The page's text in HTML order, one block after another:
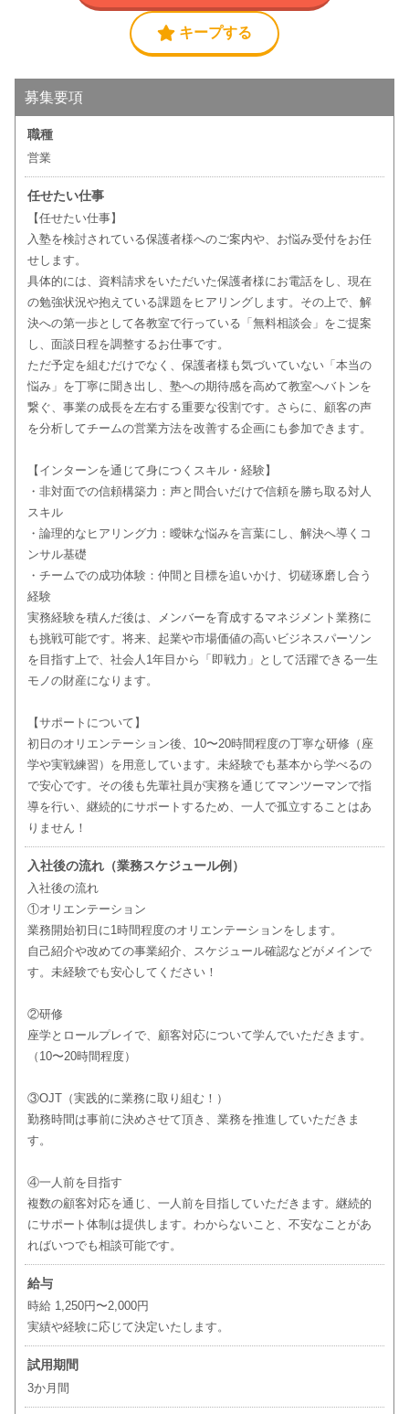
キープする
募集要項
職種
営業
任せたい仕事
【任せたい仕事】
入塾を検討されている保護者様へのご案内や、お悩み受付をお任
せします。
具体的には、資料請求をいただいた保護者様にお電話をし、現在
の勉強状況や抱えている課題をヒアリングします。その上で、解
決への第一歩として各教室で行っている「無料相談会」をご提案
し、面談日程を調整するお仕事です。
ただ予定を組むだけでなく、保護者様も気づいていない「本当の
悩み」を丁寧に聞き出し、塾への期待感を高めて教室へバトンを
繋ぐ、事業の成長を左右する重要な役割です。さらに、顧客の声
を分析してチームの営業方法を改善する企画にも参加できます。
【インターンを通じて身につくスキル・経験】
・非対面での信頼構築力：声と間合いだけで信頼を勝ち取る対人
スキル
・論理的なヒアリング力：曖昧な悩みを言葉にし、解決へ導くコ
ンサル基礎
・チームでの成功体験：仲間と目標を追いかけ、切磋琢磨し合う
経験
実務経験を積んだ後は、メンバーを育成するマネジメント業務に
も挑戦可能です。将来、起業や市場価値の高いビジネスパーソン
を目指す上で、社会人1年目から「即戦力」として活躍できる一生
モノの財産になります。
【サポートについて】
初日のオリエンテーション後、10〜20時間程度の丁寧な研修（座
学や実戦練習）を用意しています。未経験でも基本から学べるの
で安心です。その後も先輩社員が実務を通じてマンツーマンで指
導を行い、継続的にサポートするため、一人で孤立することはあ
りません！
入社後の流れ（業務スケジュール例）
入社後の流れ
①オリエンテーション
業務開始初日に1時間程度のオリエンテーションをします。
自己紹介や改めての事業紹介、スケジュール確認などがメインで
す。未経験でも安心してください！
②研修
座学とロールプレイで、顧客対応について学んでいただきます。
（10〜20時間程度）
③OJT（実践的に業務に取り組む！）
勤務時間は事前に決めさせて頂き、業務を推進していただきま
す。
④一人前を目指す
複数の顧客対応を通じ、一人前を目指していただきます。継続的
にサポート体制は提供します。わからないこと、不安なことがあ
ればいつでも相談可能です。
給与
時給 1,250円〜2,000円
実績や経験に応じて決定いたします。
試用期間
3か月間